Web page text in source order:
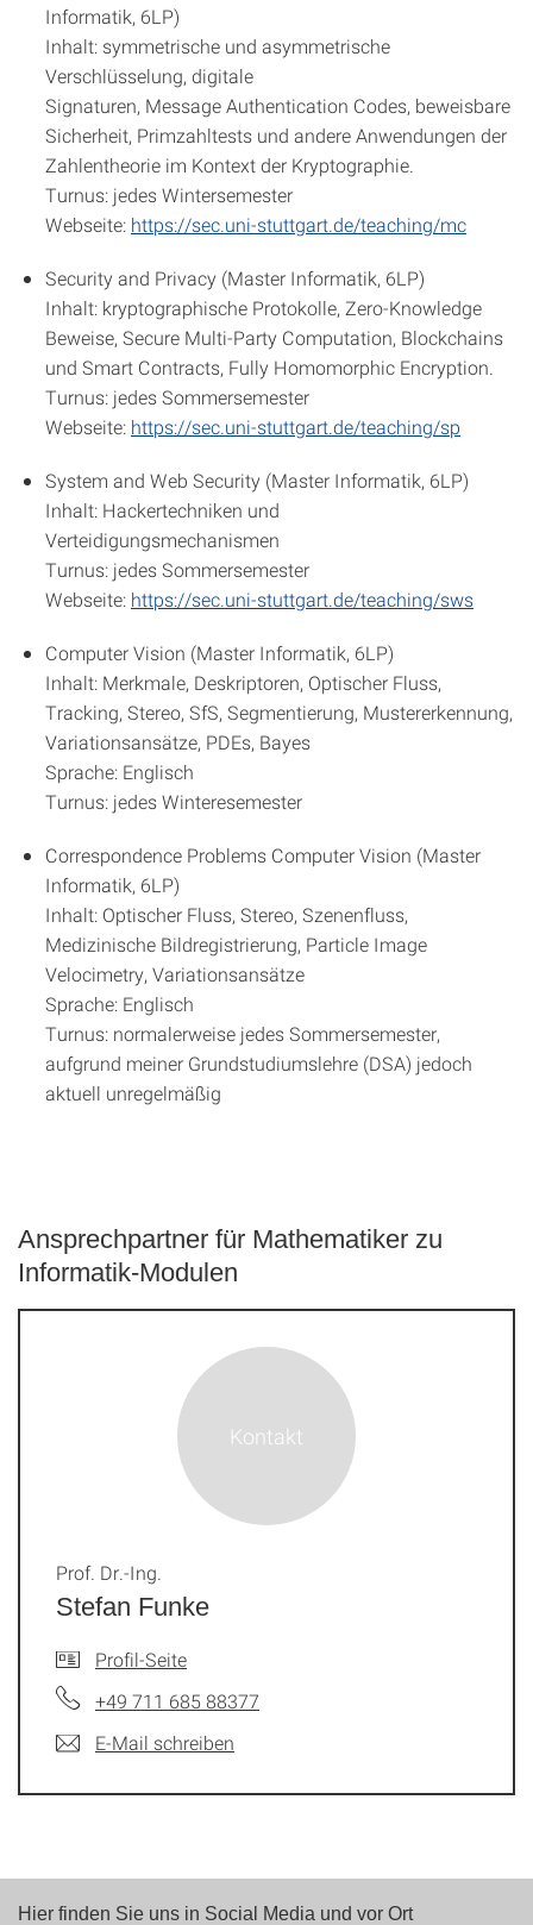
Informatik, 6LP)
Inhalt: symmetrische und asymmetrische
Verschlüsselung, digitale
Signaturen, Message Authentication Codes, beweisbare
Sicherheit, Primzahltests und andere Anwendungen der
Zahlentheorie im Kontext der Kryptographie.
Turnus: jedes Wintersemester
Webseite: https://sec.uni-stuttgart.de/teaching/mc
Security and Privacy (Master Informatik, 6LP)
Inhalt: kryptographische Protokolle, Zero-Knowledge
Beweise, Secure Multi-Party Computation, Blockchains
und Smart Contracts, Fully Homomorphic Encryption.
Turnus: jedes Sommersemester
Webseite: https://sec.uni-stuttgart.de/teaching/sp
System and Web Security (Master Informatik, 6LP)
Inhalt: Hackertechniken und
Verteidigungsmechanismen
Turnus: jedes Sommersemester
Webseite: https://sec.uni-stuttgart.de/teaching/sws
Computer Vision (Master Informatik, 6LP)
Inhalt: Merkmale, Deskriptoren, Optischer Fluss,
Tracking, Stereo, SfS, Segmentierung, Mustererkennung,
Variationsansätze, PDEs, Bayes
Sprache: Englisch
Turnus: jedes Winteresemester
Correspondence Problems Computer Vision (Master
Informatik, 6LP)
Inhalt: Optischer Fluss, Stereo, Szenenfluss,
Medizinische Bildregistrierung, Particle Image
Velocimetry, Variationsansätze
Sprache: Englisch
Turnus: normalerweise jedes Sommersemester,
aufgrund meiner Grundstudiumslehre (DSA) jedoch
aktuell unregelmäßig
Ansprechpartner für Mathematiker zu
Informatik-Modulen
Stefan Funke
Prof. Dr.-Ing.
Profil-Seite
+49 711 685 88377
E-Mail schreiben
Hier finden Sie uns in Social Media und vor Ort